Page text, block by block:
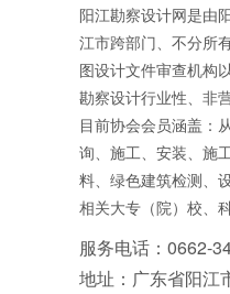
阳江勘察设计网是由
江市跨部门、不分所
图设计文件审查机构
勘察设计行业性、非
目前协会会员涵盖：
询、施工、安装、施
料、绿色建筑检测、
相关大专（院）校、
服务电话：0662-
地址：广东省阳江